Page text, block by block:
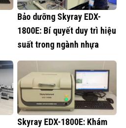
Bảo dưỡng Skyray EDX-
1800E: Bí quyết duy trì hiệu
suất trong ngành nhựa
Skyray EDX-1800E: Khám